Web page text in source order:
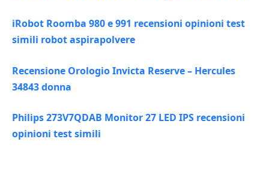
iRobot Roomba 980 e 991 recensioni opinioni test
simili robot aspirapolvere
Recensione Orologio Invicta Reserve – Hercules
34843 donna
Philips 273V7QDAB Monitor 27 LED IPS recensioni
opinioni test simili